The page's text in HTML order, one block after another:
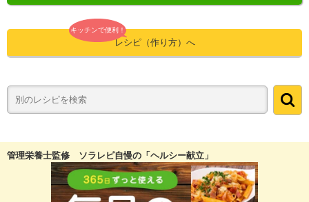
キッチンで便利！
レシピ（作り方）へ
管理栄養士監修 ソラレピ自慢の「ヘルシー献立」